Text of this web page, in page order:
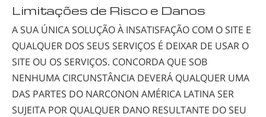
Limitações de Risco e Danos
A SUA ÚNICA SOLUÇÃO À INSATISFAÇÃO COM O SITE E
QUALQUER DOS SEUS SERVIÇOS É DEIXAR DE USAR O
SITE OU OS SERVIÇOS. CONCORDA QUE SOB
NENHUMA CIRCUNSTÂNCIA DEVERÁ QUALQUER UMA
DAS PARTES DO NARCONON AMÉRICA LATINA SER
SUJEITA POR QUALQUER DANO RESULTANTE DO SEU